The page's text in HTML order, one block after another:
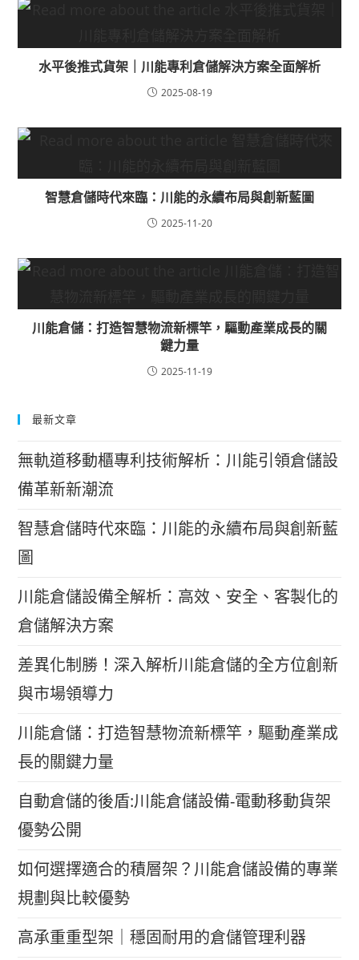
水平後推式貨架｜川能專利倉儲解決方案全面解析
2025-08-19
智慧倉儲時代來臨：川能的永續布局與創新藍圖
2025-11-20
川能倉儲：打造智慧物流新標竿，驅動產業成長的關
鍵力量
2025-11-19
最新文章
無軌道移動櫃專利技術解析：川能引領倉儲設
備革新新潮流
智慧倉儲時代來臨：川能的永續布局與創新藍
圖
川能倉儲設備全解析：高效、安全、客製化的
倉儲解決方案
差異化制勝！深入解析川能倉儲的全方位創新
與市場領導力
川能倉儲：打造智慧物流新標竿，驅動產業成
長的關鍵力量
自動倉儲的後盾:川能倉儲設備-電動移動貨架
優勢公開
如何選擇適合的積層架？川能倉儲設備的專業
規劃與比較優勢
高承重重型架｜穩固耐用的倉儲管理利器